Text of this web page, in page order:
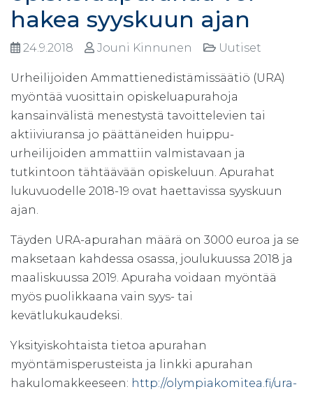
hakea syyskuun ajan
24.9.2018 Jouni Kinnunen Uutiset
Urheilijoiden Ammattienedistämissäätiö (URA)
myöntää vuosittain opiskeluapurahoja
kansainvälistä menestystä tavoittelevien tai
aktiiviuransa jo päättäneiden huippu-
urheilijoiden ammattiin valmistavaan ja
tutkintoon tähtäävään opiskeluun. Apurahat
lukuvuodelle 2018-19 ovat haettavissa syyskuun
ajan.
Täyden URA-apurahan määrä on 3000 euroa ja se
maksetaan kahdessa osassa, joulukuussa 2018 ja
maaliskuussa 2019. Apuraha voidaan myöntää
myös puolikkaana vain syys- tai
kevätlukukaudeksi.
Yksityiskohtaista tietoa apurahan
myöntämisperusteista ja linkki apurahan
hakulomakkeeseen: http://olympiakomitea.fi/ura-